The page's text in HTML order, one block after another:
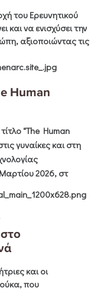
του Ερευνητικού
και να ενισχύσει την
αξιοποιώντας τις
Human
"The Human
γυναίκες και στη
2026, στ
και οι
, που